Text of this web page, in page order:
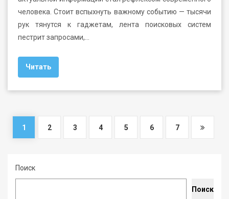
человека. Стоит вспыхнуть важному событию — тысячи
рук тянутся к гаджетам, лента поисковых систем
пестрит запросами,…
Читать
1 2 3 4 5 6 7
Поиск
Поиск